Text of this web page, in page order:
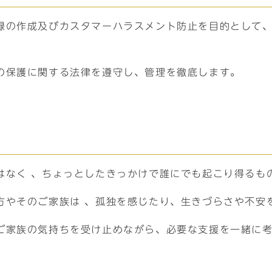
作成及びカスタマーハラスメント防止を目的として
護に関する法律を遵守し、管理を徹底します。
く 、ちょっとしたきっかけで誰にでも起こり得るも
そのご家族は 、孤独を感じたり、生きづらさや不安
族の気持ちを受け止めながら、必要な支援を一緒に